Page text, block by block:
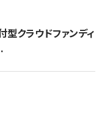
クラウドファンディ